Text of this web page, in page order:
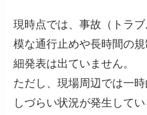
現時点では、事故（トラ
模な通行止めや長時間の
細発表は出ていません。
ただし、現場周辺では一
しづらい状況が発生して